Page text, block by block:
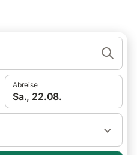
Abreise
Sa., 22.08.